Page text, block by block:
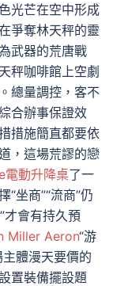
光芒在空中形成
爭奪林天秤的靈
武器的荒唐戰
秤咖啡館上空劇
總量調控，客不
合辦事保證效
措施簡直都要依
，這場荒謬的戀
電動升降桌了一
坐商”“流商”仍
才會有持久預
Miller Aeron“游
體漫天要價的
置裝備擺設題